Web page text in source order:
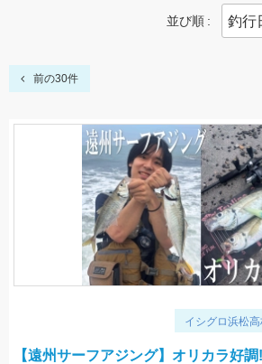
並び順
前の30件
イシグロ浜松
【遠州サーフアジング】オリカラ好